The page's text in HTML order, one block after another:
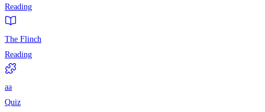
Reading
The Flinch
Reading
aa
Quiz